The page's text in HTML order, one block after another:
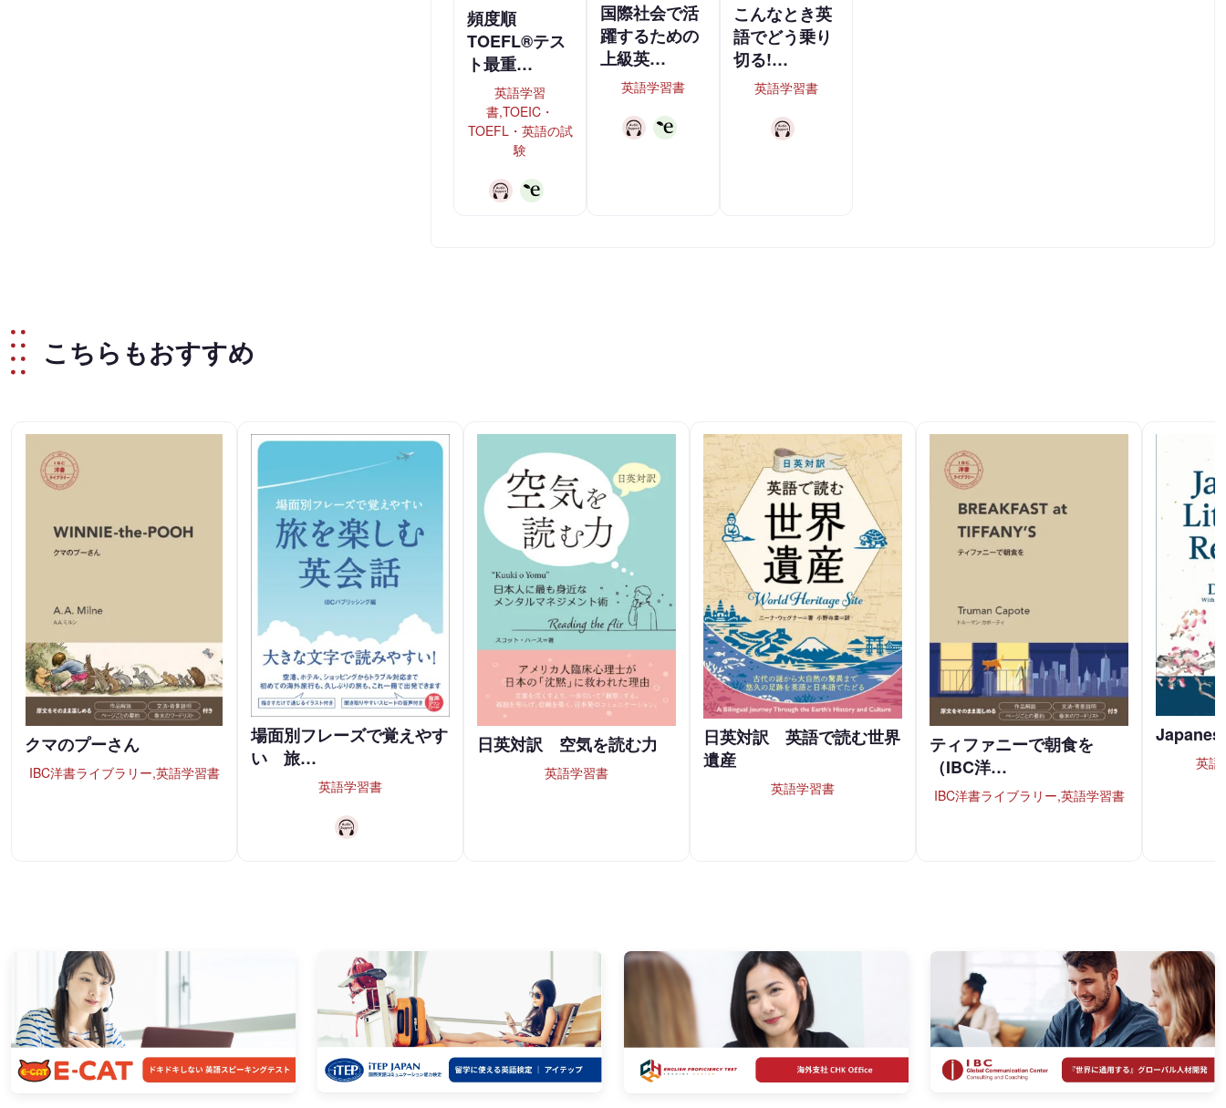
頻度順
TOEFL®テス
ト最重…
英語学習
書,TOEIC・
TOEFL・英語の試
験
国際社会で活
躍するための
上級英…
英語学習書
こんなとき英
語でどう乗り
切る!…
英語学習書
こちらもおすすめ
クマのプーさん
IBC洋書ライブラリー,英語学習書
場面別フレーズで覚えやす
い 旅…
英語学習書
日英対訳 空気を読む力
英語学習書
日英対訳 英語で読む世界
遺産
英語学習書
ティファニーで朝食を
（IBC洋…
IBC洋書ライブラリー,英語学習書
英語